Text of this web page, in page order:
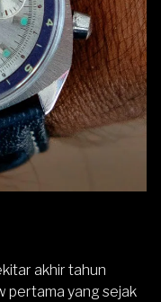
akhir tahun
pertama yang sejak